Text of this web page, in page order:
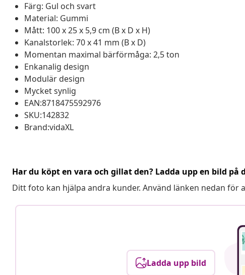
Färg: Gul och svart
Material: Gummi
Mått: 100 x 25 x 5,9 cm (B x D x H)
Kanalstorlek: 70 x 41 mm (B x D)
Momentan maximal bärförmåga: 2,5 ton
Enkanalig design
Modulär design
Mycket synlig
EAN:8718475592976
SKU:142832
Brand:vidaXL
Har du köpt en vara och gillat den? Ladda upp en bild på
Ditt foto kan hjälpa andra kunder. Använd länken nedan för
Ladda upp bild